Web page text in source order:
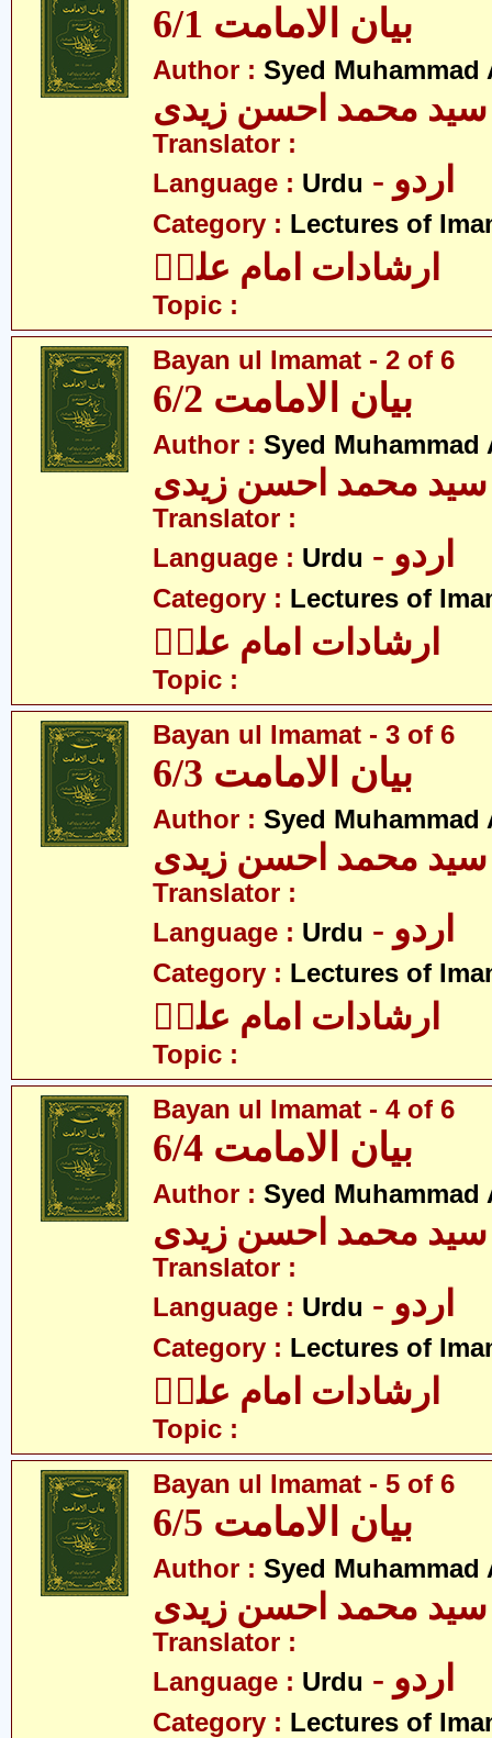
بیان الامامت 6/1
Author : Syed Muhammad
سید محمد احسن زیدی
Translator :
Language : Urdu - اردو
Category : Lectures of
ارشادات امام علیؑ
Topic :
Bayan ul Imamat - 2 of 6
بیان الامامت 6/2
Author : Syed Muhammad
سید محمد احسن زیدی
Translator :
Language : Urdu - اردو
Category : Lectures of
ارشادات امام علیؑ
Topic :
Bayan ul Imamat - 3 of 6
بیان الامامت 6/3
Author : Syed Muhammad
سید محمد احسن زیدی
Translator :
Language : Urdu - اردو
Category : Lectures of
ارشادات امام علیؑ
Topic :
Bayan ul Imamat - 4 of 6
بیان الامامت 6/4
Author : Syed Muhammad
سید محمد احسن زیدی
Translator :
Language : Urdu - اردو
Category : Lectures of
ارشادات امام علیؑ
Topic :
Bayan ul Imamat - 5 of 6
بیان الامامت 6/5
Author : Syed Muhammad
سید محمد احسن زیدی
Translator :
Language : Urdu - اردو
Category : Lectures of